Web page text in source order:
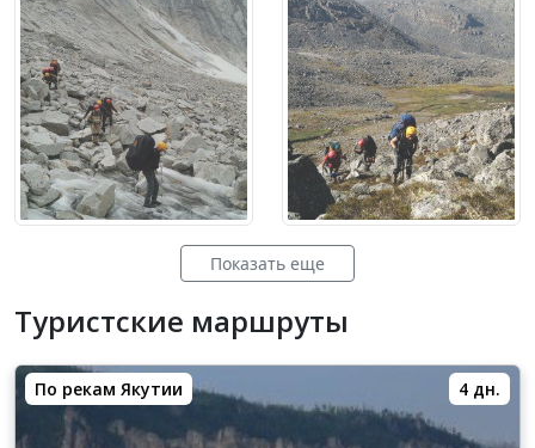
Показать еще
Туристские маршруты
По рекам Якутии 4 дн.